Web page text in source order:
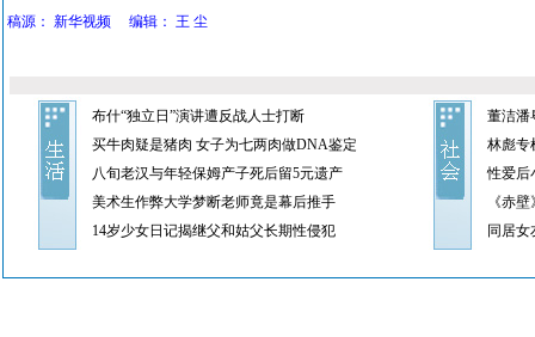
稿源： 新华视频 编辑： 王 尘
布什“独立日”演讲遭反战人士打断
买牛肉疑是猪肉 女子为七两肉做DNA鉴定
八旬老汉与年轻保姆产子死后留5元遗产
美术生作弊大学梦断老师竟是幕后推手
14岁少女日记揭继父和姑父长期性侵犯
董洁潘
林彪专
性爱后
《赤
同居